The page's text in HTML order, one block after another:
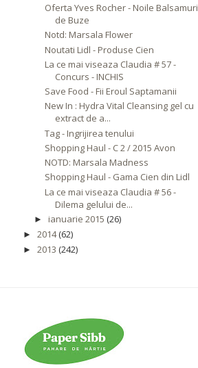
Oferta Yves Rocher - Noile Balsamuri
de Buze
Notd: Marsala Flower
Noutati Lidl - Produse Cien
La ce mai viseaza Claudia # 57 -
Concurs - INCHIS
Save Food - Fii Eroul Saptamanii
New In : Hydra Vital Cleansing gel cu
extract de a...
Tag - Ingrijirea tenului
Shopping Haul - C 2 / 2015 Avon
NOTD: Marsala Madness
Shopping Haul - Gama Cien din Lidl
La ce mai viseaza Claudia # 56 -
Dilema gelului de...
► ianuarie 2015 (26)
► 2014(62)
► 2013 (242)